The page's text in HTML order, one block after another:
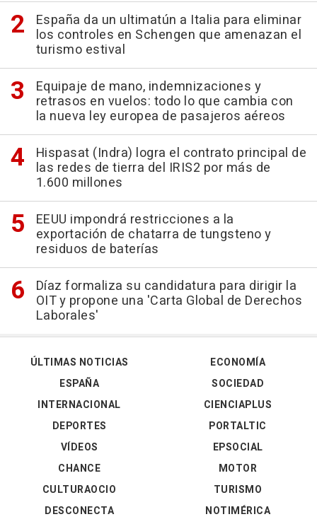
España da un ultimatún a Italia para eliminar
los controles en Schengen que amenazan el
turismo estival
Equipaje de mano, indemnizaciones y
retrasos en vuelos: todo lo que cambia con
la nueva ley europea de pasajeros aéreos
Hispasat (Indra) logra el contrato principal de
las redes de tierra del IRIS2 por más de
1.600 millones
EEUU impondrá restricciones a la
exportación de chatarra de tungsteno y
residuos de baterías
Díaz formaliza su candidatura para dirigir la
OIT y propone una 'Carta Global de Derechos
Laborales'
ÚLTIMAS NOTICIAS
ESPAÑA
INTERNACIONAL
DEPORTES
VÍDEOS
ECONOMÍA
SOCIEDAD
CIENCIAPLUS
PORTALTIC
EPSOCIAL
CHANCE
CULTURAOCIO
DESCONECTA
MOTOR
TURISMO
NOTIMÉRICA